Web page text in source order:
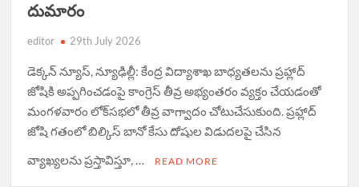
దుమారం
editor 29th July 2026
డెక్కన్ న్యూస్, న్యూఢిల్లీ: కేంద్ర విద్యాశాఖ బాధ్యతలను ప్రహ్లాద్
జోషికి అప్పగించడంపై కాంగ్రెస్ తీవ్ర అభ్యంతరం వ్యక్తం చేయడంతో
మంగళవారం లోక్‌సభలో తీవ్ర వాగ్వాదం చోటుచేసుకుంది. ప్రహ్లాద్
జోషి గతంలో బిల్కిస్ బానో కేసు దోషుల విడుదలపై చేసిన
వ్యాఖ్యలను ప్రస్తావిస్తూ, …
READ MORE